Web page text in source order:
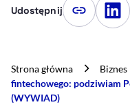
Udostępnij Kopiuj link
Strona główna Biznes
fintechowego: podziwiam
(WYWIAD)